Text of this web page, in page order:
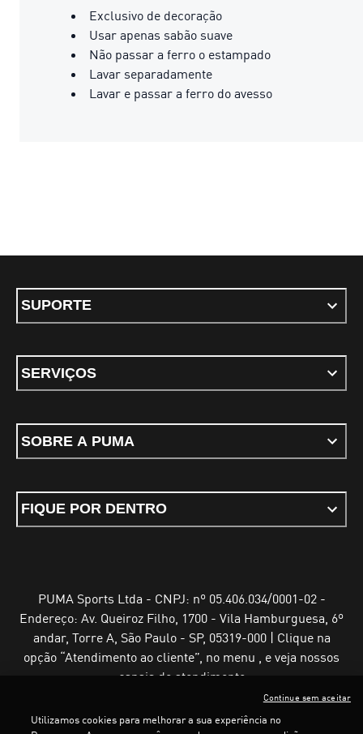
Exclusivo de decoração
Usar apenas sabão suave
Não passar a ferro o estampado
Lavar separadamente
Lavar e passar a ferro do avesso
SUPORTE
SERVIÇOS
SOBRE A PUMA
FIQUE POR DENTRO
PUMA Sports Ltda - CNPJ: nº 05.406.034/0001-02 -
Endereço: Av. Queiroz Filho, 1700 - Vila Hamburguesa, 6º
andar, Torre A, São Paulo - SP, 05319-000 | Clique na
opção “Atendimento ao cliente”, no menu , e veja nossos
canais de atendimento
Utilizamos cookies para melhorar a sua experiência no
Continue sem aceitar